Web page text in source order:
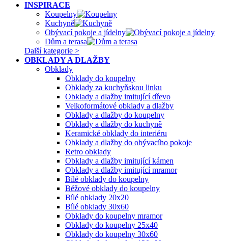
INSPIRACE
Koupelny
Kuchyně
Obývací pokoje a jídelny
Dům a terasa
Další kategorie >
OBKLADY A DLAŽBY
Obklady
Obklady do koupelny
Obklady za kuchyňskou linku
Obklady a dlažby imitující dřevo
Velkoformátové obklady a dlažby
Obklady a dlažby do koupelny
Obklady a dlažby do kuchyně
Keramické obklady do interiéru
Obklady a dlažby do obývacího pokoje
Retro obklady
Obklady a dlažby imitující kámen
Obklady a dlažby imitující mramor
Bílé obklady do koupelny
Béžové obklady do koupelny
Bílé obklady 20x20
Bílé obklady 30x60
Obklady do koupelny mramor
Obklady do koupelny 25x40
Obklady do koupelny 30x60